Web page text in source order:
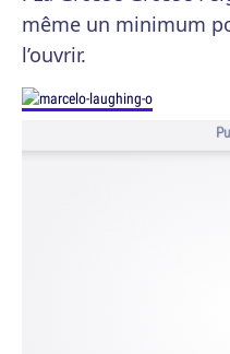
même un minimum
l’ouvrir.